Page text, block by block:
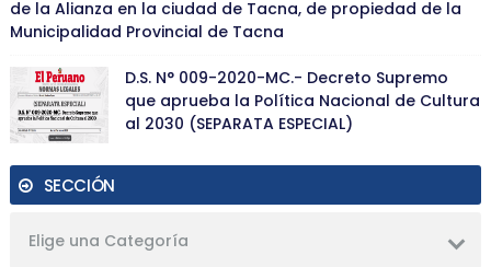
de la Alianza en la ciudad de Tacna, de propiedad de la
Municipalidad Provincial de Tacna
D.S. N° 009-2020-MC.- Decreto Supremo
que aprueba la Política Nacional de Cultura
al 2030 (SEPARATA ESPECIAL)
SECCIÓN
Elige una Categoría